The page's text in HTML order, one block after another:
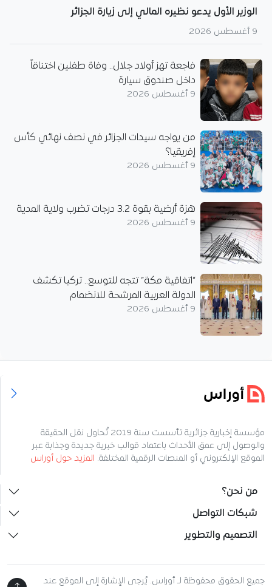
الوزير الأول يدعو نظيره المالي إلى زيارة الجزائر
9 أغسطس 2026
فاجعة تهز أولاد جلال.. وفاة طفلين اختناقاً
داخل صندوق سيارة
9 أغسطس 2026
من يواجه سيدات الجزائر في نصف نهائي كأس
إفريقيا؟
9 أغسطس 2026
هزة أرضية بقوة 3.2 درجات تضرب ولاية المدية
9 أغسطس 2026
“اتفاقية مكة” تتجه للتوسع.. تركيا تكشف
الدولة العربية المرشحة للانضمام
9 أغسطس 2026
مؤسسة إخبارية جزائرية تأسست سنة 2019 تُحاول نقل الحقيقة
والوصول إلى عمق الأحداث باعتماد قوالب خبرية جديدة وجذابة عبر
الموقع الإلكتروني أو المنصات الرقمية المختلفة. المزيد حول أوراس
من نحن؟
شبكات التواصل
التصميم والتطوير
جميع الحقوق محفوظة لـ أوراس. يُرجى الإشارة إلى الموقع عند